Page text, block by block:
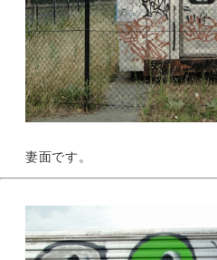
妻面です。